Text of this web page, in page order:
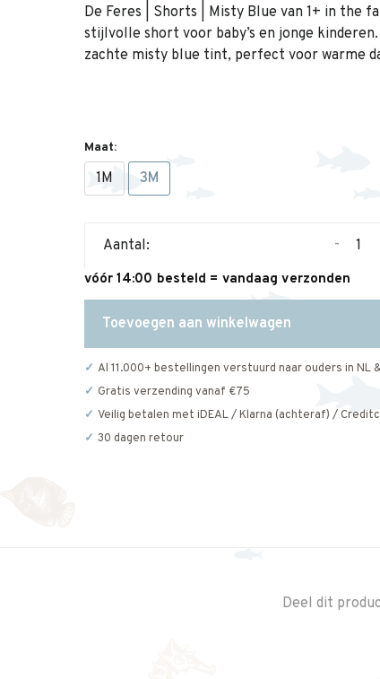
De Feres | Shorts | Misty Blue van 1+ in the
stijlvolle short voor baby’s en jonge
zachte misty blue tint, perfect voor warme
Maat:
1M 3M
Aantal: -
vóór 14:00 besteld = vandaag verzonden
Toevoegen aan winkelwagen
Al 11.000+ bestellingen verstuurd naar ouders in NL
Gratis verzending vanaf €75
Veilig betalen met iDEAL / Klarna (achteraf) /
30 dagen retour
Deel dit